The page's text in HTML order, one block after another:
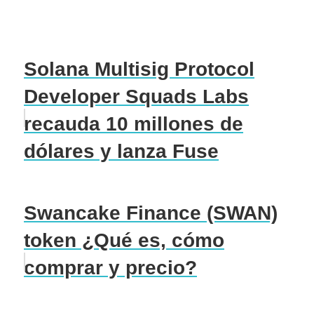
Solana Multisig Protocol
Developer Squads Labs
recauda 10 millones de
dólares y lanza Fuse
Swancake Finance (SWAN)
token ¿Qué es, cómo
comprar y precio?